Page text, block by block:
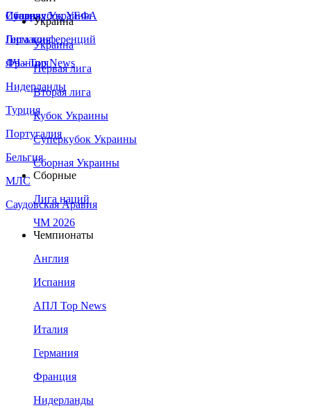
Сборная Украины
Италия
Германия
Франция
Нидерланды
Турция
Португалия
Бельгия
МЛС
Саудовская Аравия
Суперкубок УЕФА
Лига конференций
ЛЧ - Top News
Украина
Украина
Первая лига
Вторая лига
Кубок Украины
Суперкубок Украины
Сборная Украины
Сборные
Лига наций
ЧМ 2026
Чемпионаты
Англия
Испания
АПЛ Top News
Италия
Германия
Франция
Нидерланды